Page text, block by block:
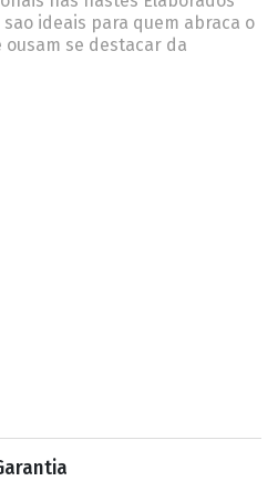
ideais para quem abraca o
se destacar da